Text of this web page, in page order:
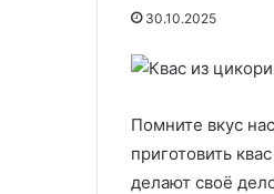
30.10.2025
Помните вкус
приготовить
делают своё
лук в домашних условиях:
легче легкого!